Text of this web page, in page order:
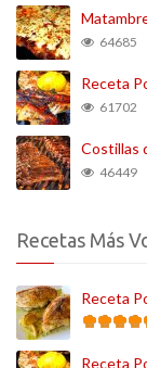
64685
Receta
61702
Costillas
46449
Recetas Más
Receta
Receta